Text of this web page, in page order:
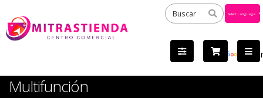
by
Multifunción